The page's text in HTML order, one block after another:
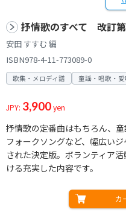
抒情歌のすべて 改訂
安田 すすむ 編
ISBN978-4-11-773089-0
歌集・メロディ譜 童謡・唱歌・愛
JPY: 3,900yen
抒情歌の定番曲はもちろん、
フォークソングなど、幅広い
された決定版。ボランティア
ける充実した内容です。
カ